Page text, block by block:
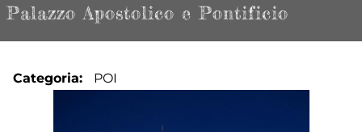
Palazzo Apostolico e Pontificio
Categoria POI